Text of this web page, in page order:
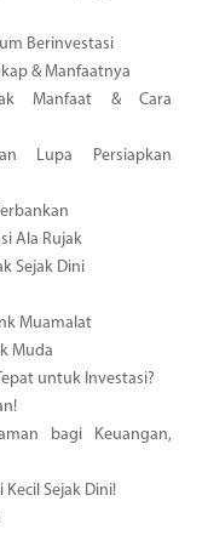
Berinvestasi
& Manfaatnya
Manfaat & Cara
Lupa Persiapkan
Ala Rujak
Sejak Dini
Muamalat
Muda
untuk Investasi?
bagi Keuangan,
Sejak Dini!